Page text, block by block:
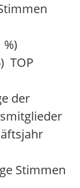
TOP
der
Stimmen